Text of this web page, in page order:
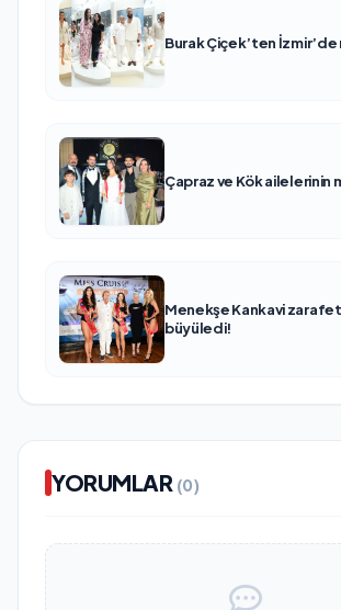
Burak Çiçek’ten İzmir’de
Çapraz ve Kök ailelerinin
Menekşe Kankavi
büyüledi!
YORUMLAR (0)